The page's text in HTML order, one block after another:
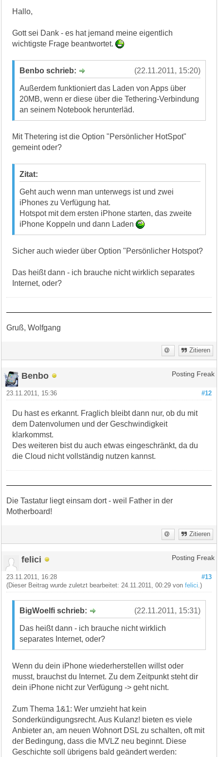
Hallo,
Gott sei Dank - es hat jemand meine eigentlich
wichtigste Frage beantwortet.
(22.11.2011, 15:20)
Benbo schrieb:
Außerdem funktioniert das Laden von Apps über
20MB, wenn er diese über die Tethering-Verbindung
an seinem Notebook herunterläd.
Mit Thetering ist die Option "Persönlicher HotSpot"
gemeint oder?
Zitat:
Geht auch wenn man unterwegs ist und zwei
iPhones zu Verfügung hat.
Hotspot mit dem ersten iPhone starten, das zweite
iPhone Koppeln und dann Laden
Sicher auch wieder über Option "Persönlicher Hotspot?
Das heißt dann - ich brauche nicht wirklich separates
Internet, oder?
Gruß, Wolfgang
Zitieren
Benbo Posting Freak
#12
23.11.2011, 15:36
Du hast es erkannt. Fraglich bleibt dann nur, ob du mit
dem Datenvolumen und der Geschwindigkeit
klarkommst.
Des weiteren bist du auch etwas eingeschränkt, da du
die Cloud nicht vollständig nutzen kannst.
Die Tastatur liegt einsam dort - weil Father in der
Motherboard!
Zitieren
felici Posting Freak
#13
23.11.2011, 16:28
(Dieser Beitrag wurde zuletzt bearbeitet: 24.11.2011, 00:29 vonfelici .)
(22.11.2011, 15:31)
BigWoelfi schrieb:
Das heißt dann - ich brauche nicht wirklich
separates Internet, oder?
Wenn du dein iPhone wiederherstellen willst oder
musst, brauchst du Internet. Zu dem Zeitpunkt steht dir
dein iPhone nicht zur Verfügung -> geht nicht.
Zum Thema 1&1: Wer umzieht hat kein
Sonderkündigungsrecht. Aus Kulanz! bieten es viele
Anbieter an, am neuen Wohnort DSL zu schalten, oft mit
der Bedingung, dass die MVLZ neu beginnt. Diese
Geschichte soll übrigens bald geändert werden: